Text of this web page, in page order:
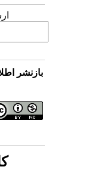
بازنشر